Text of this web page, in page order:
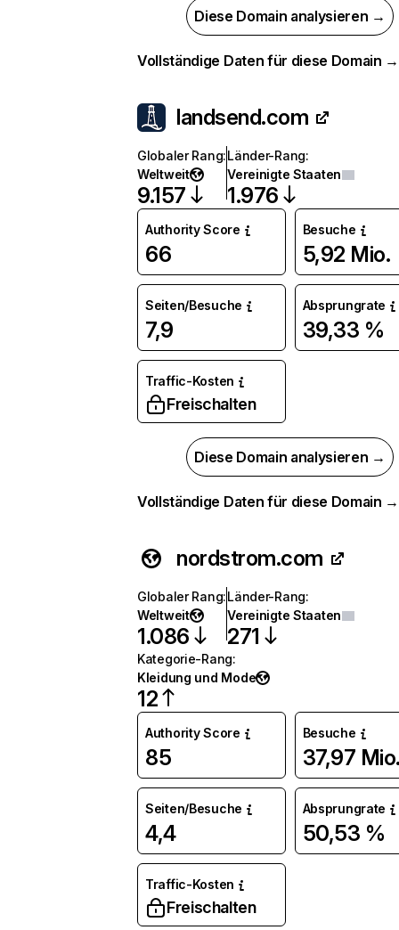
Diese Domain analysieren →
Vollständige Daten für diese Domain →
landsend.com
Globaler Rang:
Weltweit
9.157
Länder-Rang:
Vereinigte Staaten
1.976
Authority Score
66
Besuche
5,92 Mio.
Seiten/Besuche
7,9
Absprungrate
39,33 %
Traffic-Kosten
Freischalten
Diese Domain analysieren →
Vollständige Daten für diese Domain →
nordstrom.com
Globaler Rang:
Weltweit
1.086
Länder-Rang:
Vereinigte Staaten
271
Kategorie-Rang:
Kleidung und Mode
12
Authority Score
85
Besuche
37,97
Seiten/Besuche
4,4
Absprungrate
50,53 %
Traffic-Kosten
Freischalten